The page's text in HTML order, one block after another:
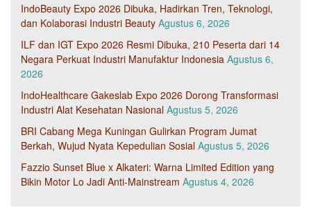
IndoBeauty Expo 2026 Dibuka, Hadirkan Tren, Teknologi,
dan Kolaborasi Industri Beauty Agustus 6, 2026
ILF dan IGT Expo 2026 Resmi Dibuka, 210 Peserta dari 14
Negara Perkuat Industri Manufaktur Indonesia Agustus 6,
2026
IndoHealthcare Gakeslab Expo 2026 Dorong Transformasi
Industri Alat Kesehatan Nasional Agustus 5, 2026
BRI Cabang Mega Kuningan Gulirkan Program Jumat
Berkah, Wujud Nyata Kepedulian Sosial Agustus 5, 2026
Fazzio Sunset Blue x Alkateri: Warna Limited Edition yang
Bikin Motor Lo Jadi Anti-Mainstream Agustus 4, 2026